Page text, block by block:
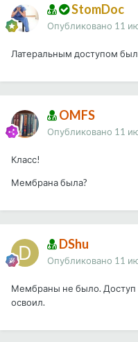
StomDoc
Опубликовано 11
Латеральным доступом
OMFS
Опубликовано 11
Класс!
Мембрана была?
DShu
Опубликовано 11
Мембраны не было. Доступ
освоил.